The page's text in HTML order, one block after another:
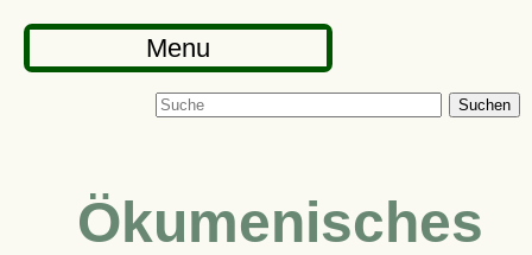
Menu
Suchen
Ökumenisches